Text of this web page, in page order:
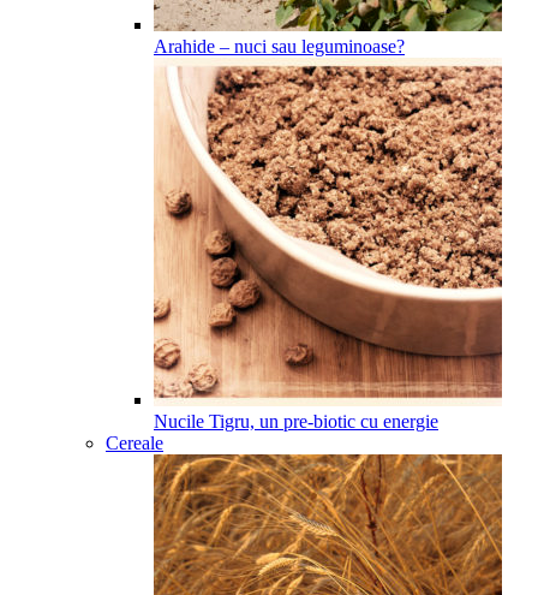
Arahide – nuci sau leguminoase?
Nucile Tigru, un pre-biotic cu energie
Cereale